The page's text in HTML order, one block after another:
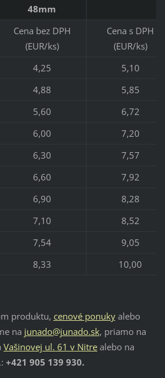
48mm
Cena bez DPH
(EUR/ks)
Cena s DPH
(EUR/ks)
4,25
5,10
4,88
5,85
5,60
6,72
6,00
7,20
6,30
7,57
6,60
7,92
6,90
8,28
7,10
8,52
7,54
9,05
8,33 10,00
produktu, cenové ponukyalebo
na junado@junado.sk, priamo na
Vašinovej ul. 61 v Nitre alebo na
+421 905 139 930.